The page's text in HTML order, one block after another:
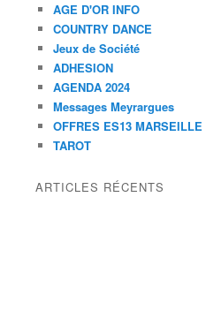
AGE D'OR INFO
COUNTRY DANCE
Jeux de Société
ADHESION
AGENDA 2024
Messages Meyrargues
OFFRES ES13 MARSEILLE
TAROT
ARTICLES RÉCENTS